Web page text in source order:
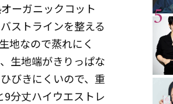
ーガニックコット
ストラインを整える
地なので蒸れにく
生地端がきりっぱな
びきにくいので、重
分丈ハイウエストレ